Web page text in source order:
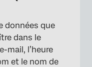
données que
dans le
mail, l’heure
et le nom de